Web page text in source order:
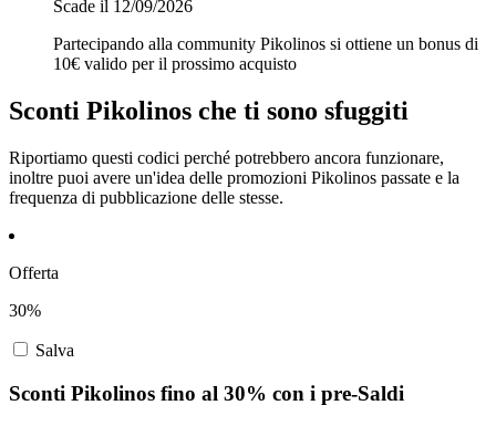
Scade il 12/09/2026
Partecipando alla community Pikolinos si ottiene un bonus di
10€ valido per il prossimo acquisto
Sconti Pikolinos che ti sono sfuggiti
Riportiamo questi codici perché potrebbero ancora funzionare,
inoltre puoi avere un'idea delle promozioni Pikolinos passate e la
frequenza di pubblicazione delle stesse.
Offerta
30%
Salva
Sconti Pikolinos fino al 30% con i pre-Saldi